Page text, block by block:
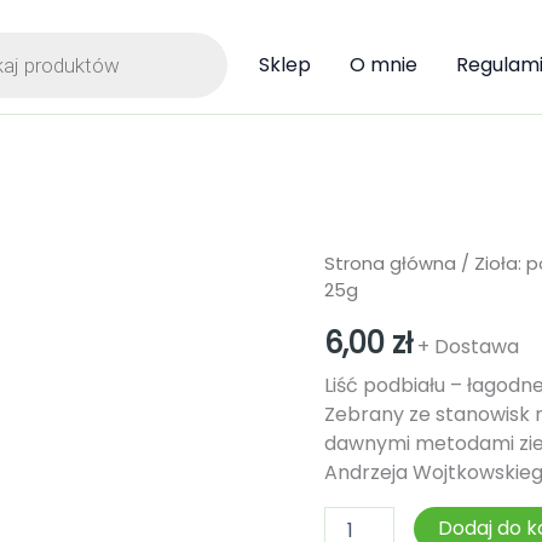
Sklep O mnie
Strona główna / Zioła:
25g
6,00 zł + Dostawa
Liść podbiału –
Zebrany ze stanowisk
dawnymi metodami
Andrzeja
ilość
Podbiał
-
liść
25g
Dodaj do